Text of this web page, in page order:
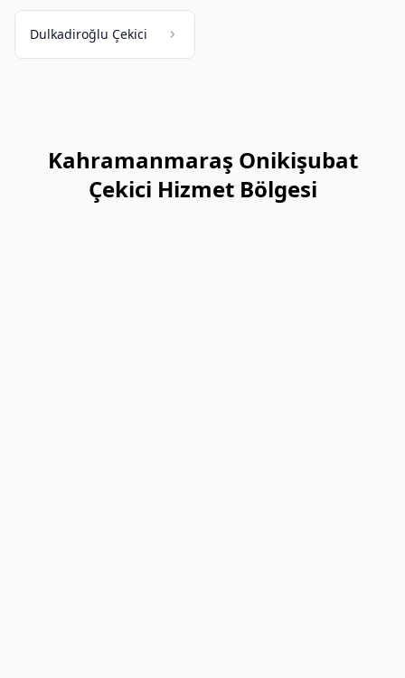
Dulkadiroğlu Çekici
Kahramanmaraş Onikişubat
Çekici Hizmet Bölgesi